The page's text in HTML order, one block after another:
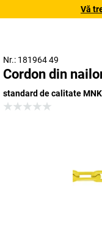
Vă
Nr.: 181964 49
Cordon din
standard de calitate